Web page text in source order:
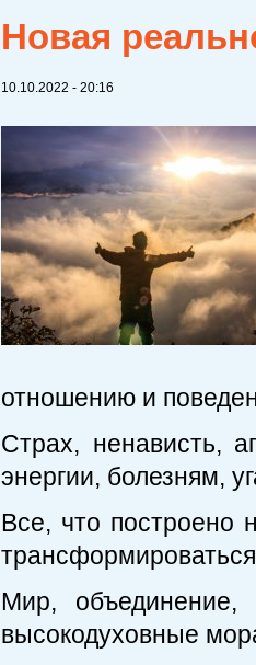
Новая
10.10.2022 - 20:16
отношению и
Страх, ненависть,
энергии, болезням,
Все, что построено
Мир, объединение,
высокодуховные